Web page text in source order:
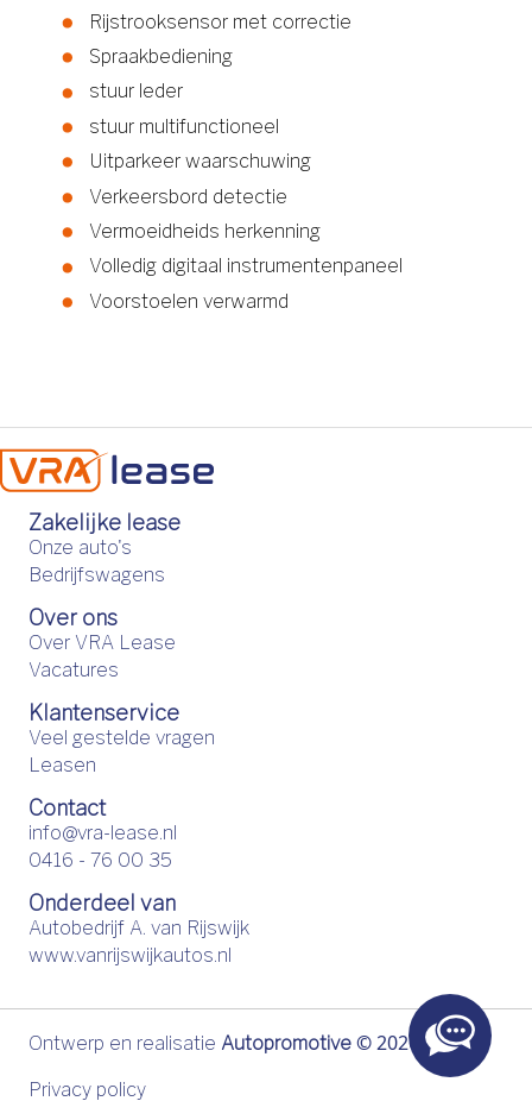
Rijstrooksensor met correctie
Spraakbediening
stuur leder
stuur multifunctioneel
Uitparkeer waarschuwing
Verkeersbord detectie
Vermoeidheids herkenning
Volledig digitaal instrumentenpaneel
Voorstoelen verwarmd
Zakelijke lease
Onze auto's
Bedrijfswagens
Over ons
Over VRA Lease
Vacatures
Klantenservice
Veel gestelde vragen
Leasen
Contact
info@vra-lease.nl
0416 - 76 00 35
Onderdeel van
Autobedrijf A. van Rijswijk
www.vanrijswijkautos.nl
Ontwerp en realisatie Autopromotive ©2026
Privacy policy